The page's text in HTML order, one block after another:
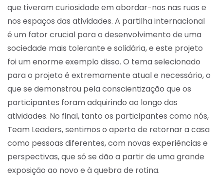
que tiveram curiosidade em abordar-nos nas ruas e
nos espaços das atividades. A partilha internacional
é um fator crucial para o desenvolvimento de uma
sociedade mais tolerante e solidária, e este projeto
foi um enorme exemplo disso. O tema selecionado
para o projeto é extremamente atual e necessário, o
que se demonstrou pela conscientização que os
participantes foram adquirindo ao longo das
atividades. No final, tanto os participantes como nós,
Team Leaders, sentimos o aperto de retornar a casa
como pessoas diferentes, com novas experiências e
perspectivas, que só se dão a partir de uma grande
exposição ao novo e à quebra de rotina.